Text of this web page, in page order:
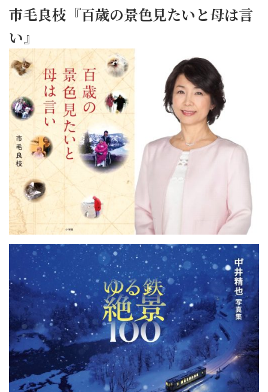
市毛良枝『百歳の景色見たいと母は言
い』